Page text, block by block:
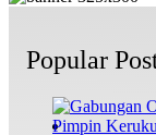
Popular